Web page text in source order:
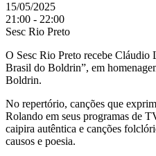
15/05/2025
21:00 - 22:00
Sesc Rio Preto
O Sesc Rio Preto recebe Cláudio
Brasil do Boldrin”, em
Boldrin.
No repertório, canções que
Rolando em seus programas de
caipira autêntica e canções
causos e poesia.